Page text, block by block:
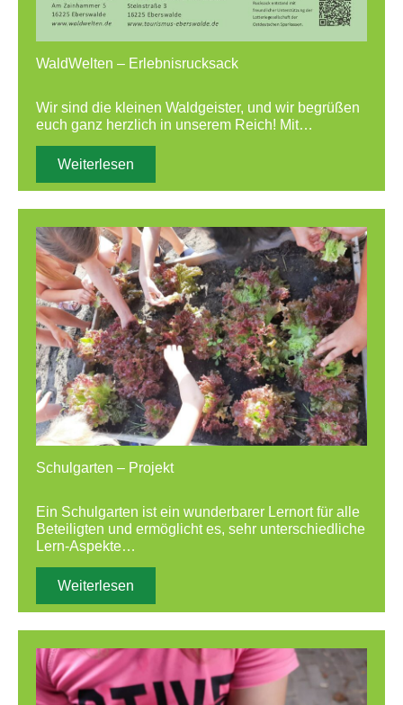
WaldWelten – Erlebnisrucksack
Wir sind die kleinen Waldgeister, und wir begrüßen
euch ganz herzlich in unserem Reich! Mit…
Weiterlesen
Schulgarten – Projekt
Ein Schulgarten ist ein wunderbarer Lernort für alle
Beteiligten und ermöglicht es, sehr unterschiedliche
Lern-Aspekte…
Weiterlesen